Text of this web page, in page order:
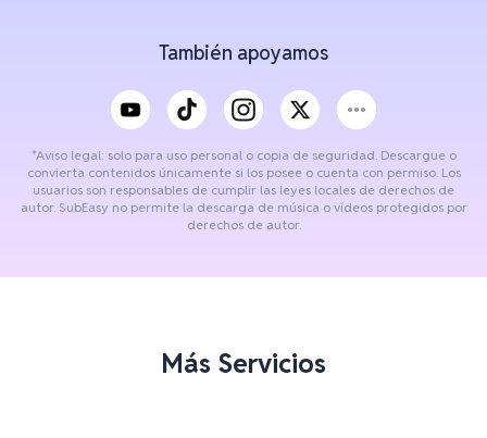
También apoyamos
*Aviso legal: solo para uso personal o copia de seguridad. Descargue o
convierta contenidos únicamente si los posee o cuenta con permiso. Los
usuarios son responsables de cumplir las leyes locales de derechos de
autor. SubEasy no permite la descarga de música o vídeos protegidos por
derechos de autor.
Más Servicios